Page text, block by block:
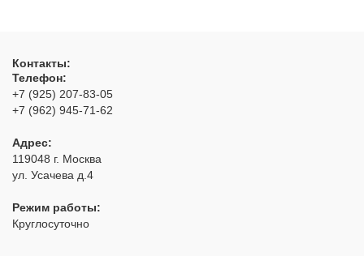
Контакты:
Телефон:
+7 (925) 207-83-05
+7 (962) 945-71-62
Адрес:
119048 г. Москва
ул. Усачева д.4
Режим работы:
Круглосуточно